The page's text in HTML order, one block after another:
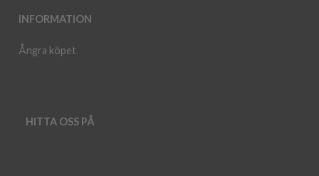
INFORMATION
Ångra köpet
HITTA OSS PÅ